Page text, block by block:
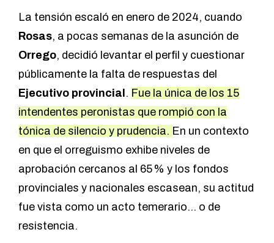
La tensión escaló en enero de 2024, cuando
Rosas, a pocas semanas de la asunción de
Orrego, decidió levantar el perfil y cuestionar
públicamente la falta de respuestas del
Ejecutivo provincial . Fue la única de los 15
intendentes peronistas que rompió con la
tónica de silencio y prudencia. En un contexto
en que el orreguismo exhibe niveles de
aprobación cercanos al 65 % y los fondos
provinciales y nacionales escasean, su actitud
fue vista como un acto temerario… o de
resistencia.